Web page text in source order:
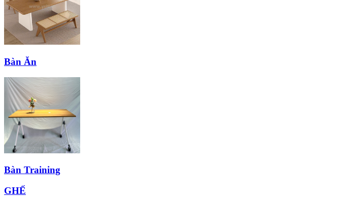
Bàn Ăn
Bàn Training
GHẾ